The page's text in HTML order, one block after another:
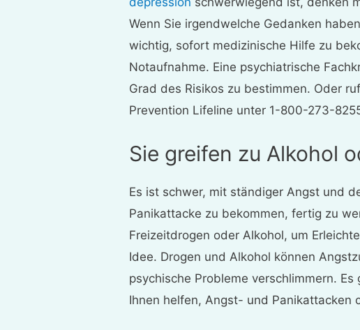
Wenn Sie irgendwelche Gedanken
wichtig, sofort medizinische Hilfe zu
Notaufnahme. Eine psychiatrische
Grad des Risikos zu bestimmen. Oder
Prevention Lifeline unter 1-800-273-
Sie greifen zu Alkohol
Es ist schwer, mit ständiger Angst und
Panikattacke zu bekommen, fertig zu
Freizeitdrogen oder Alkohol, um
Idee. Drogen und Alkohol können
psychische Probleme verschlimmern.
Ihnen helfen, Angst- und Panikattacken